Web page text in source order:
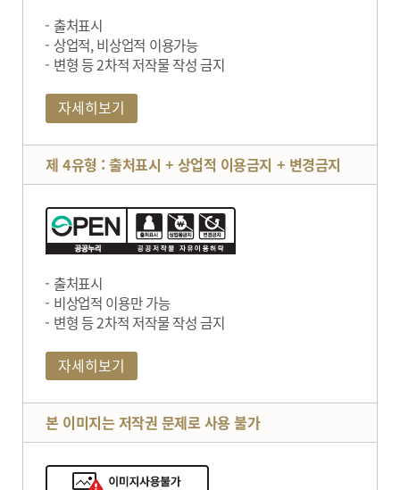
출처표시
상업적, 비상업적 이용가능
변형 등 2차적 저작물 작성 금지
자세히보기
제 4유형 : 출처표시 + 상업적 이용금지 + 변경금지
출처표시
비상업적 이용만 가능
변형 등 2차적 저작물 작성 금지
자세히보기
본 이미지는 저작권 문제로 사용 불가